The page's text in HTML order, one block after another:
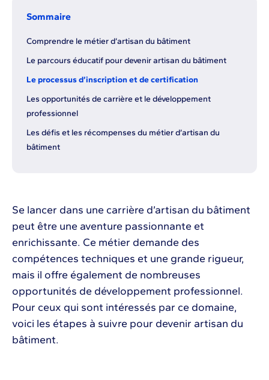
Sommaire
Comprendre le métier d’artisan du bâtiment
Le parcours éducatif pour devenir artisan du bâtiment
Le processus d’inscription et de certification
Les opportunités de carrière et le développement
professionnel
Les défis et les récompenses du métier d’artisan du
bâtiment
Se lancer dans une carrière d’artisan du bâtiment
peut être une aventure passionnante et
enrichissante. Ce métier demande des
compétences techniques et une grande rigueur,
mais il offre également de nombreuses
opportunités de développement professionnel.
Pour ceux qui sont intéressés par ce domaine,
voici les étapes à suivre pour devenir artisan du
bâtiment.